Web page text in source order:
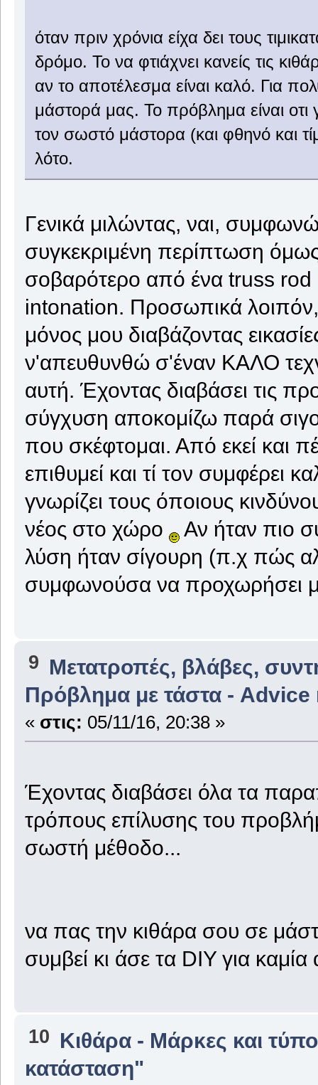
όταν πριν χρόνια είχα δει τους
δρόμο. Το να φτιάχνει κανείς τις
αν το αποτέλεσμα είναι καλό. Για
μάστορά μας. Το πρόβλημα είναι οτι
τον σωστό μάστορα (και φθηνό και
λότο.
Γενικά μιλώντας, ναι,
συγκεκριμένη περίπτωση
σοβαρότερο από ένα truss
intonation. Προσωπικά
μόνος μου διαβάζοντας
ν'απευθυνθώ σ'έναν ΚΑΛΟ
αυτή. Έχοντας διαβάσει τις
σύγχυση αποκομίζω παρά
που σκέφτομαι. Από εκεί και
επιθυμεί και τί τον συμφέρει
γνωρίζει τους όποιους
νέος στο χώρο
Αν ήταν πιο
λύση ήταν σίγουρη (π.χ πώς
συμφωνούσα να προχωρήσει
9 Μετατροπές, βλάβες,
Πρόβλημα με τάστα - Advice
« στις: 05/11/16, 20:38 »
Έχοντας διαβάσει όλα τα
τρόπους επίλυσης του
σωστή μέθοδο...
να πας την κιθάρα σου σε
συμβεί κι άσε τα DIY για
10 Κιθάρα - Μάρκες και
κατάσταση"